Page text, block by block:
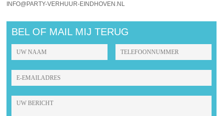
INFO@PARTY-VERHUUR-EINDHOVEN.NL
BEL OF MAIL MIJ TERUG